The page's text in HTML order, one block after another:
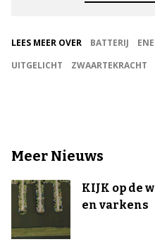
LEES MEER OVER BATTERIJ
UITGELICHT
ZWAARTEKRACHT
Meer Nieuws
KIJK op de
en varkens